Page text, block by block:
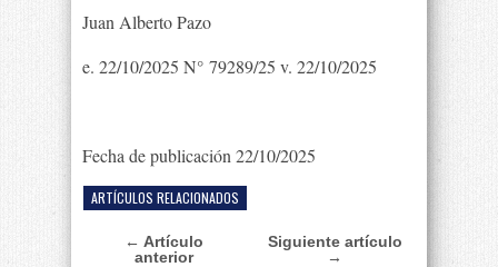
Juan Alberto Pazo
e. 22/10/2025 N° 79289/25 v. 22/10/2025
Fecha de publicación 22/10/2025
ARTÍCULOS RELACIONADOS
← Artículo
anterior
Siguiente artículo
→